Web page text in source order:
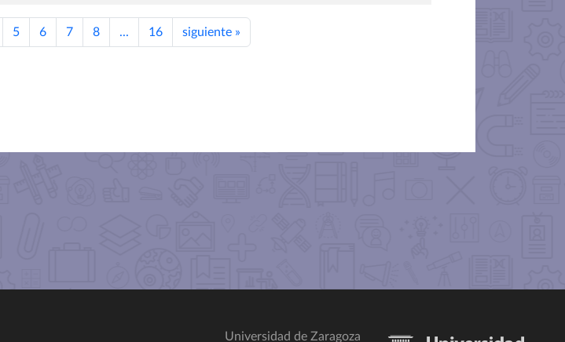
5 6 7 8 ... 16 siguiente »
Universidad de Zaragoza